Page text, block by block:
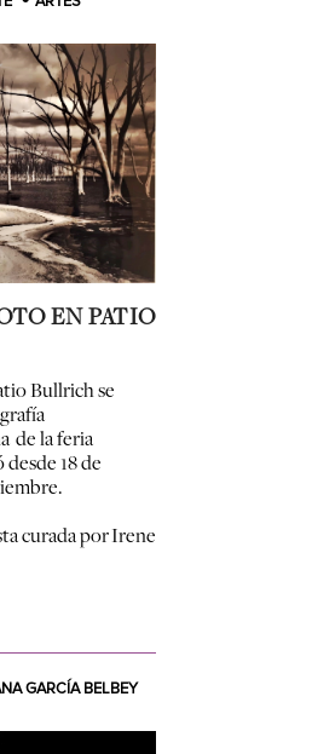
EN PATIO
Bullrich se
de la feria
18 de
curada por Irene
GARCÍA BELBEY